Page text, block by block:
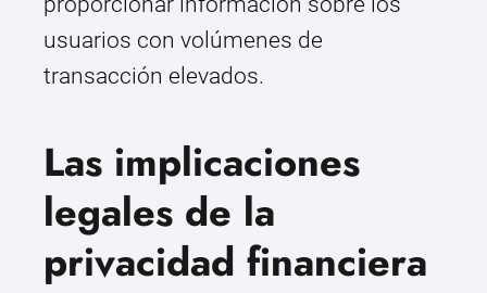
usuarios con volúmenes de
transacción elevados.
Las implicaciones
legales de la
privacidad financiera